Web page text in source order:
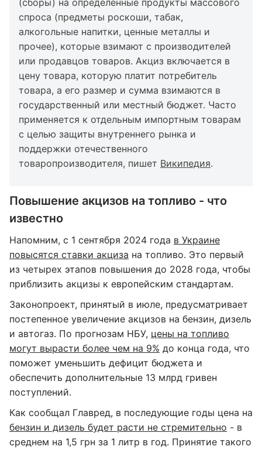
(сборы) на определенные продукты массового
спроса (предметы роскоши, табак,
алкогольные напитки, ценные металлы и
прочее), которые взимают с производителей
или продавцов товаров. Акциз включается в
цену товара, которую платит потребитель
товара, а его размер и сумма взимаются в
государственный или местный бюджет. Часто
применяется к отдельным импортным товарам
с целью защиты внутреннего рынка и
поддержки отечественного
товаропроизводителя, пишет Википедия.
Повышение акцизов на топливо - что
известно
Напомним, с 1 сентября 2024 года в Украине
повысятся ставки акциза на топливо. Это первый
из четырех этапов повышения до 2028 года, чтобы
приблизить акцизы к европейским стандартам.
Законопроект, принятый в июле, предусматривает
постепенное увеличение акцизов на бензин, дизель
и автогаз. По прогнозам НБУ, цены на топливо
могут вырасти более чем на 9% до конца года, что
поможет уменьшить дефицит бюджета и
обеспечить дополнительные 13 млрд гривен
поступлений.
Как сообщал Главред, в последующие годы цена на
бензин и дизель будет расти не стремительно - в
среднем на 1,5 грн за 1 литр в год. Принятие такого